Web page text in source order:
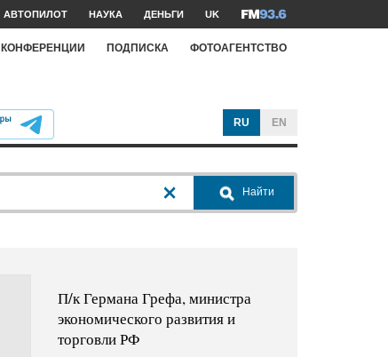
АВТОПИЛОТ НАУКА ДЕНЬГИ UK
КОНФЕРЕНЦИИ ПОДПИСКА ФОТОАГЕНТСТВО
RU EN
Найти
П/к Германа Грефа, министра
экономического развития и
торговли РФ